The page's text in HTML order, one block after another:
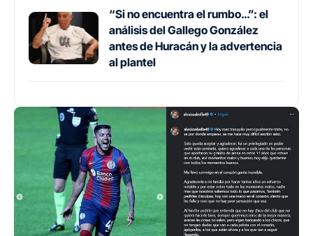
“Si no encuentra el rumbo…”: el
análisis del Gallego González
antes de Huracán y la advertencia
al plantel